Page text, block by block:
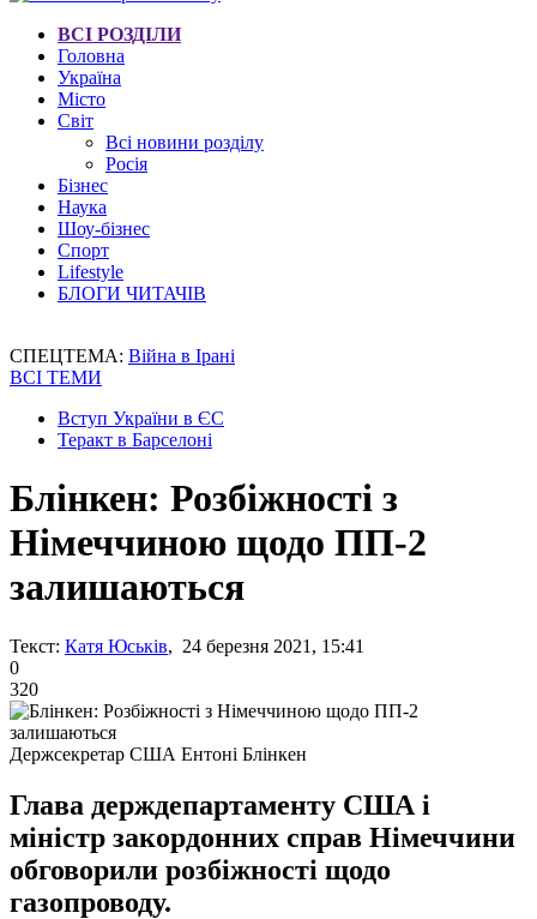
ВСІ РОЗДІЛИ
Головна
Україна
Місто
Світ
Всі новини розділу
Росія
Бізнес
Наука
Шоу-бізнес
Спорт
Lifestyle
БЛОГИ ЧИТАЧІВ
СПЕЦТЕМА: Війна в Ірані
ВСІ ТЕМИ
Вступ України в ЄС
Теракт в Барселоні
Блінкен: Розбіжності з
Німеччиною щодо ПП-2
залишаються
Текст: Катя Юськів, 24 березня 2021, 15:41
0
320
Держсекретар США Ентоні Блінкен
Глава держдепартаменту США і
міністр закордонних справ Німеччини
обговорили розбіжності щодо
газопроводу.